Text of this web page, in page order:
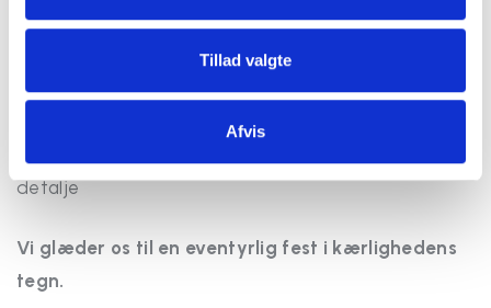
Tillad valgte
Afvis
rammer for jeres fest. Hvordan jeres uforglemmelige
dag skal forløbe, planlægger vi naturligvis i tæt
dialog med jer. Sammen får vi skræddersyet det
perfekte program til en mindeværdig bryllupsfest,
hvor alle detaljer er gennemtænkt ned til mindste
detalje
Vi glæder os til en eventyrlig fest i kærlighedens
tegn.